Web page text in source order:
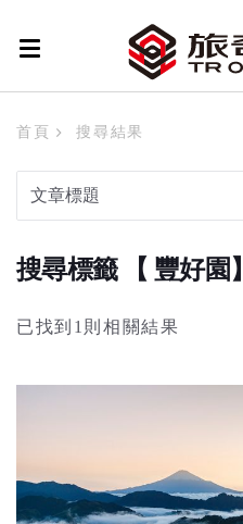
首頁 搜尋結果
搜尋標籤 【 豐好園】
已找到1則相關結果